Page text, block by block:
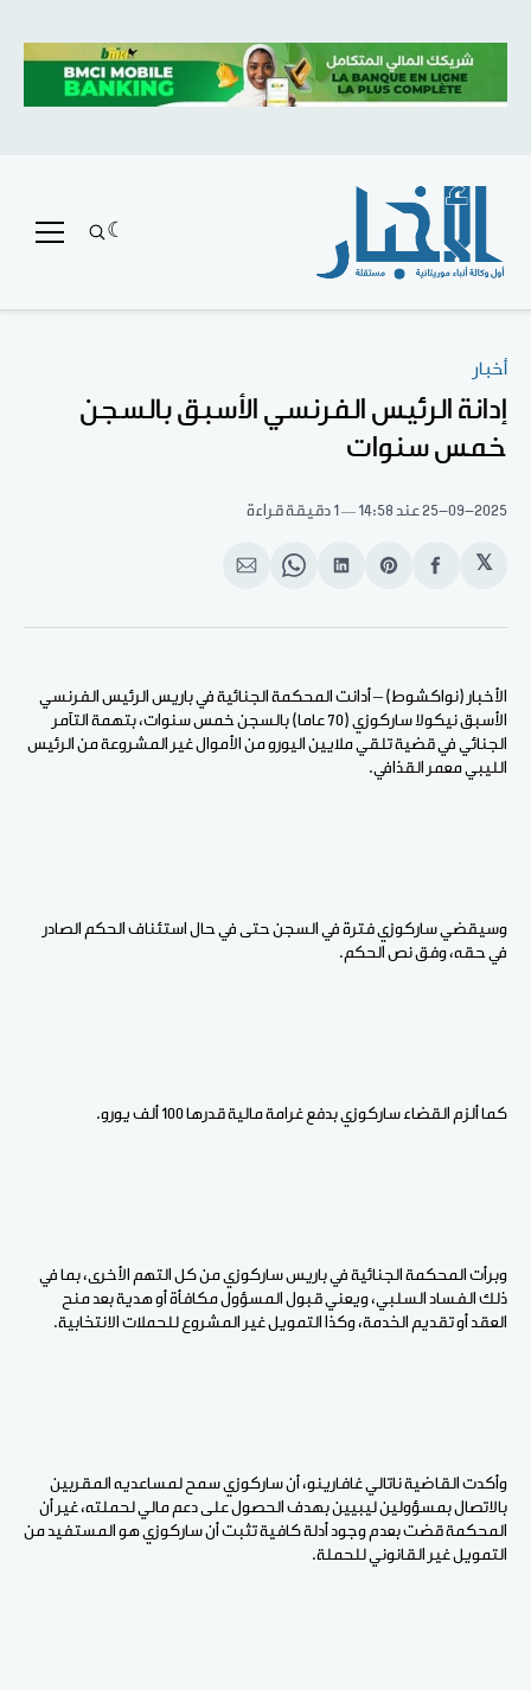
أخبار
إدانة الرئيس الفرنسي الأسبق بالسجن
خمس سنوات
25-09-2025عند 14:58 1 دقيقة قراءة
𝕏
انشر
الفيسبوك
Share
Pinterest
انشر
لينكد
Share
WhatsApp
انشر
الإيميل
الأخبار (نواكشوط) – أدانت المحكمة الجنائية في باريس الرئيس الفرنسي
الأسبق نيكولا ساركوزي (70 عاما) بالسجن خمس سنوات، بتهمة التآمر
الجنائي في قضية تلقي ملايين اليورو من الأموال غير المشروعة من الرئيس
الليبي معمر القذافي.
وسيقضي ساركوزي فترة في السجن حتى في حال استئناف الحكم الصادر
في حقه، وفق نص الحكم.
كما ألزم القضاء ساركوزي بدفع غرامة مالية قدرها 100 ألف يورو.
وبرأت المحكمة الجنائية في باريس ساركوزي من كل التهم الأخرى، بما في
ذلك الفساد السلبي، ويعني قبول المسؤول مكافأة أو هدية بعد منح
العقد أو تقديم الخدمة، وكذا التمويل غير المشروع للحملات الانتخابية.
وأكدت القاضية ناتالي غافارينو، أن ساركوزي سمح لمساعديه المقربين
بالاتصال بمسؤولين ليبيين بهدف الحصول على دعم مالي لحملته، غير أن
المحكمة قضت بعدم وجود أدلة كافية تثبت أن ساركوزي هو المستفيد من
التمويل غير القانوني للحملة.